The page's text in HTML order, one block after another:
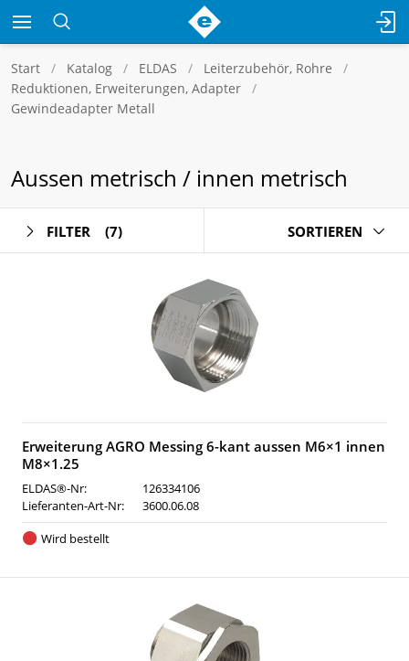
Start Katalog ELDAS
Leiterzubehör, Rohre
Reduktionen, Erweiterungen, Adapter
Gewindeadapter Metall
Aussen metrisch / innen metrisch
FILTER (7) SORTIEREN
Erweiterung AGRO Messing 6-kant aussen M6×1 innen
M8×1.25
ELDAS®-Nr:
126334106
Lieferanten-Art-Nr:
3600.06.08
Wird bestellt